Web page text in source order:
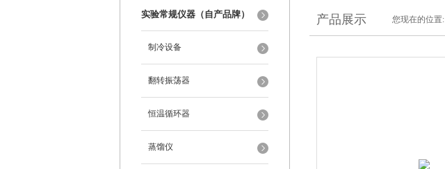
实验常规仪器（自产品牌）
制冷设备
翻转振荡器
恒温循环器
蒸馏仪
产品展示 您现在的位置: